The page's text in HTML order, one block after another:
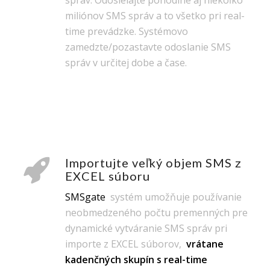
miliónov SMS správ a to všetko pri real-
time prevádzke. Systémovo
zamedzte/pozastavte odoslanie SMS
správ v určitej dobe a čase.
Importujte veľký objem SMS z
EXCEL súboru
SMSgate systém umožňuje používanie
neobmedzeného počtu premenných pre
dynamické vytváranie SMS správ pri
importe z EXCEL súborov, vrátane
kadenčných skupín s real-time